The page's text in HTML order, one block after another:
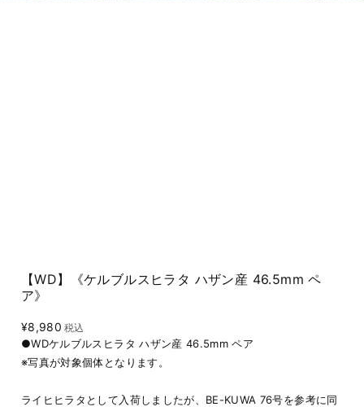
【WD】《ケルブルスヒラタ ハザン産 46.5mm ペ
ア》
¥8,980 税込
●WDケルブルスヒラタ ハザン産 46.5mm ペア
※写真が対象個体となります。
ライヒヒラタとして入荷しましたが、BE-KUWA 76号を参考に同